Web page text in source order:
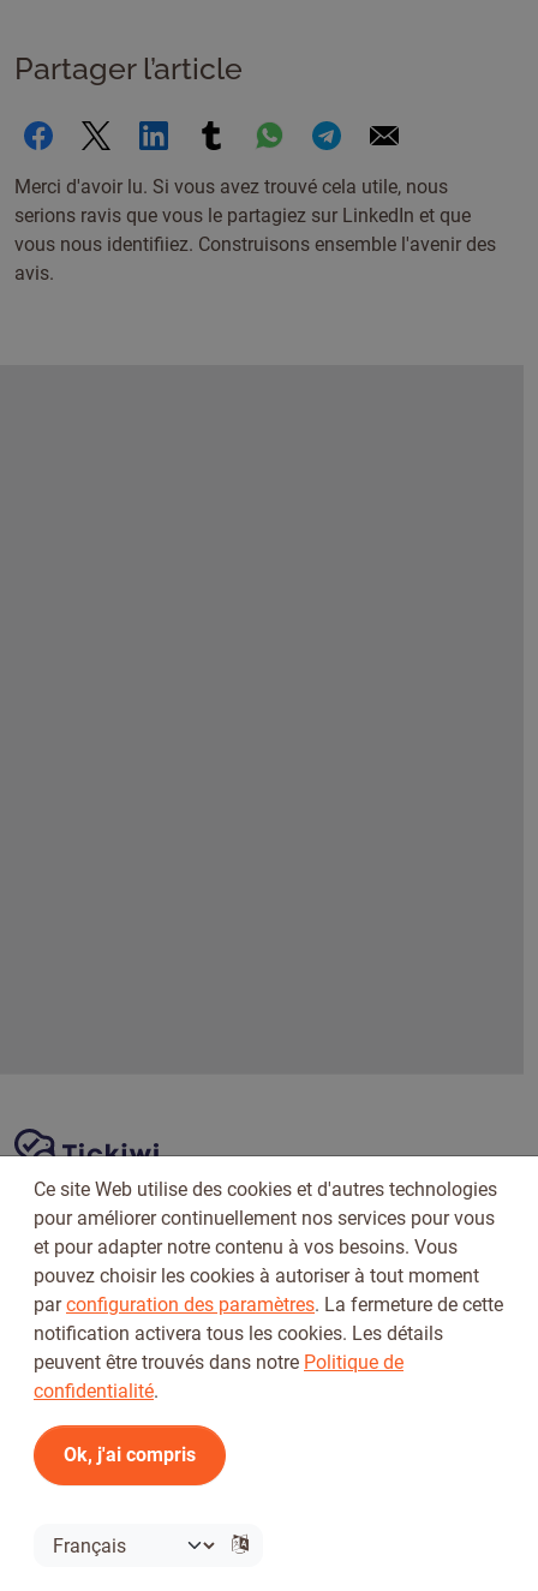
Partager l’article
Merci d'avoir lu. Si vous avez trouvé cela utile, nous
serions ravis que vous le partagiez sur LinkedIn et que
vous nous identifiiez. Construisons ensemble l'avenir des
avis.
Navigation du site
Plate-forme Tickiwi
A propos de nous
Nous contacter
Pour les clients
Rédigez votre avis
Comment rédiger des critiques
Pays
Ce site Web utilise des cookies et d'autres technologies
pour améliorer continuellement nos services pour vous
et pour adapter notre contenu à vos besoins. Vous
pouvez choisir les cookies à autoriser à tout moment
parconfiguration des paramètres. La fermeture de cette
notification activera tous les cookies. Les détails
peuvent être trouvés dans notre Politique de
confidentialité.
Ok, j'ai compris